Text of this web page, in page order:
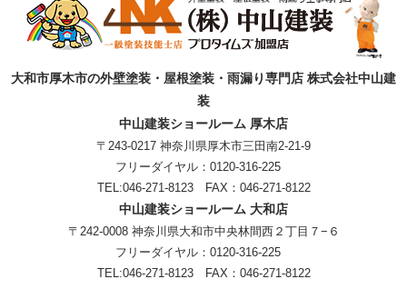
大和市厚木市の外壁塗装・屋根塗装・雨漏り専門店 株式会社中山建
装
中山建装ショールーム 厚木店
〒243-0217 神奈川県厚木市三田南2-21-9
フリーダイヤル： 0120-316-225
TEL:046-271-8123 FAX：046-271-8122
中山建装ショールーム 大和店
〒242-0008 神奈川県大和市中央林間西２丁目７−６
フリーダイヤル： 0120-316-225
TEL:046-271-8123 FAX：046-271-8122